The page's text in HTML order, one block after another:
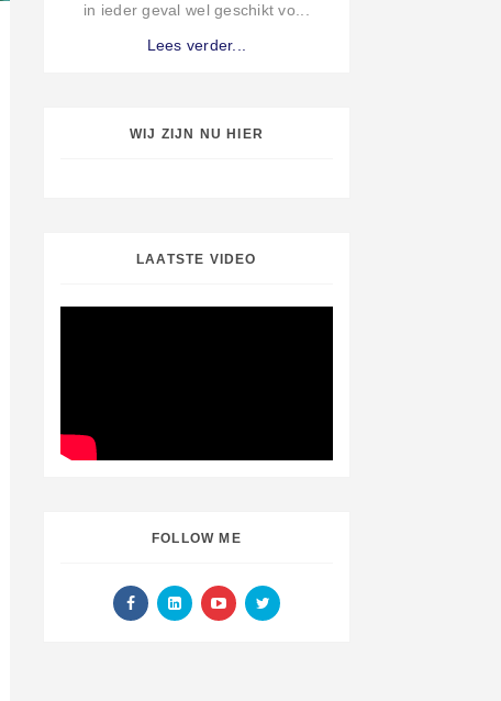
in ieder geval wel geschikt vo...
Lees verder...
WIJ ZIJN NU HIER
LAATSTE VIDEO
FOLLOW ME